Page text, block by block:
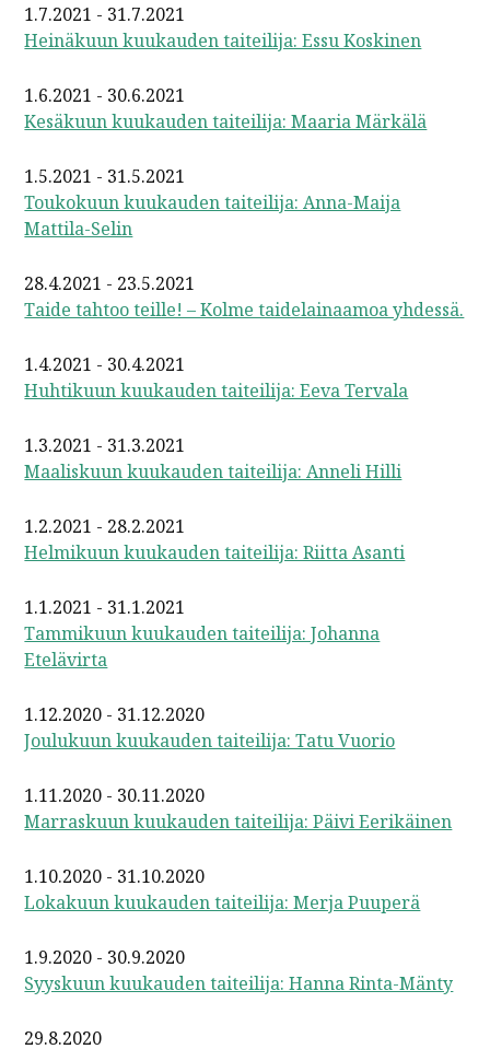
1.7.2021 - 31.7.2021
Heinäkuun kuukauden taiteilija: Essu Koskinen
1.6.2021 - 30.6.2021
Kesäkuun kuukauden taiteilija: Maaria Märkälä
1.5.2021 - 31.5.2021
Toukokuun kuukauden taiteilija: Anna-Maija
Mattila-Selin
28.4.2021 - 23.5.2021
Taide tahtoo teille! – Kolme taidelainaamoa yhdessä.
1.4.2021 - 30.4.2021
Huhtikuun kuukauden taiteilija: Eeva Tervala
1.3.2021 - 31.3.2021
Maaliskuun kuukauden taiteilija: Anneli Hilli
1.2.2021 - 28.2.2021
Helmikuun kuukauden taiteilija: Riitta Asanti
1.1.2021 - 31.1.2021
Tammikuun kuukauden taiteilija: Johanna
Etelävirta
1.12.2020 - 31.12.2020
Joulukuun kuukauden taiteilija: Tatu Vuorio
1.11.2020 - 30.11.2020
Marraskuun kuukauden taiteilija: Päivi Eerikäinen
1.10.2020 - 31.10.2020
Lokakuun kuukauden taiteilija: Merja Puuperä
1.9.2020 - 30.9.2020
Syyskuun kuukauden taiteilija: Hanna Rinta-Mänty
29.8.2020